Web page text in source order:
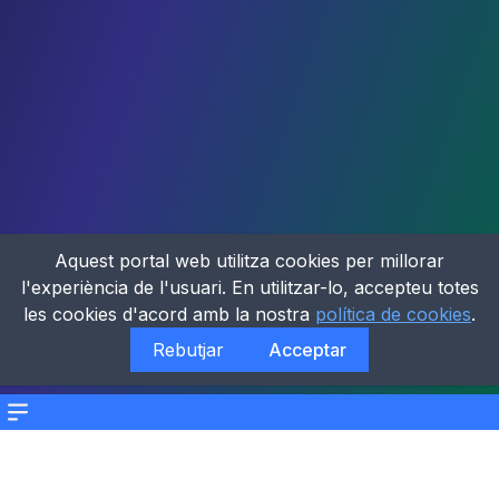
Menu
Aquest portal web utilitza cookies per millorar
l'experiència de l'usuari. En utilitzar-lo, accepteu totes
les cookies d'acord amb la nostra política de cookies.
Rebutjar
Acceptar